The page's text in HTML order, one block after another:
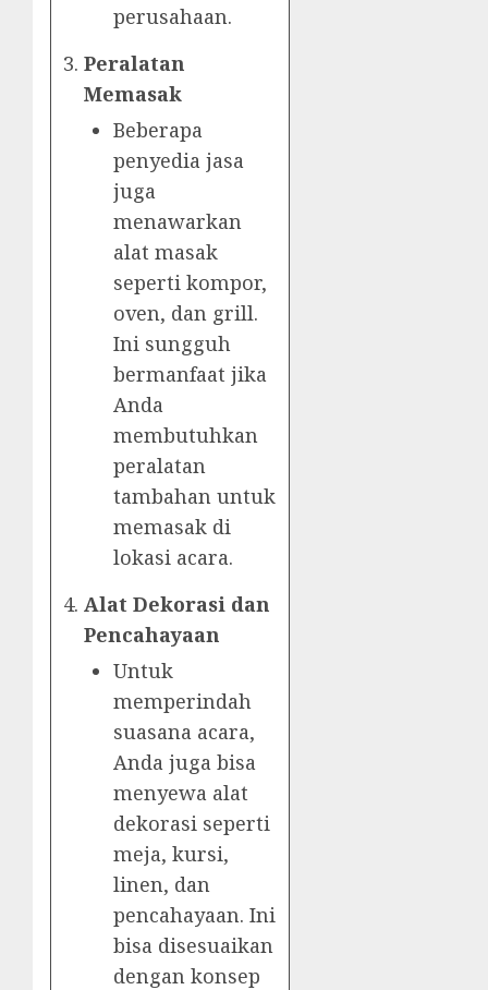
perusahaan.
Peralatan
Memasak
Beberapa
penyedia jasa
juga
menawarkan
alat masak
seperti kompor,
oven, dan grill.
Ini sungguh
bermanfaat jika
Anda
membutuhkan
peralatan
tambahan untuk
memasak di
lokasi acara.
Alat Dekorasi dan
Pencahayaan
Untuk
memperindah
suasana acara,
Anda juga bisa
menyewa alat
dekorasi seperti
meja, kursi,
linen, dan
pencahayaan. Ini
bisa disesuaikan
dengan konsep